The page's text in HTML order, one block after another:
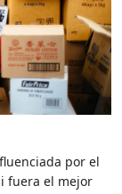
por el
fuera el mejor